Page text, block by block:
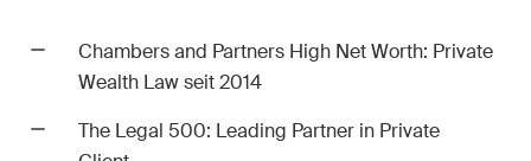
Chambers and Partners High Net Worth: Private
Wealth Law seit 2014
The Legal 500: Leading Partner in Private